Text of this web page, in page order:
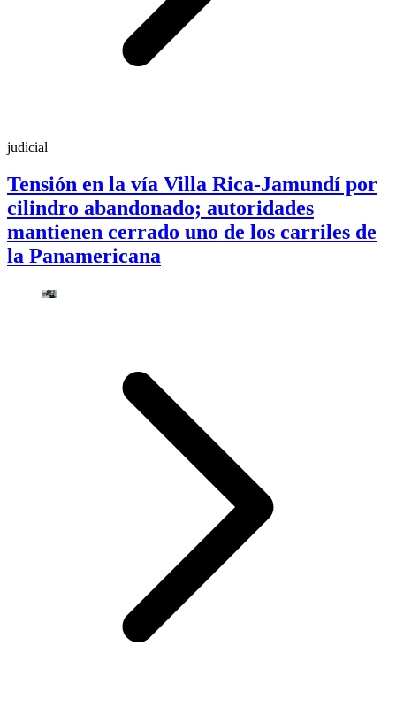
judicial
Tensión en la vía Villa Rica-Jamundí por
cilindro abandonado; autoridades
mantienen cerrado uno de los carriles de
la Panamericana